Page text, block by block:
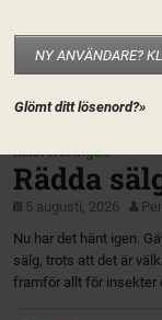
Riksföreningen
Rädda
5 augusti, 2026
Nu har det hänt igen.
sälg, trots att det är
framför allt för insekter
NY ANVÄNDARE?
Glömt ditt lösenord?»